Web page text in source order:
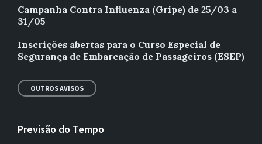
Campanha Contra Influenza (Gripe) de 25/03 a
31/05
Inscrições abertas para o Curso Especial de
Segurança de Embarcação de Passageiros (ESEP)
OUTROS AVISOS
Previsão do Tempo